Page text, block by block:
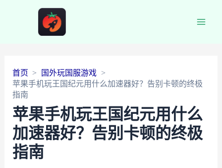
首页
国外玩国服游戏
苹果手机玩王国纪元用什么加速器好？告别卡顿的终极
指南
苹果手机玩王国纪元用什么
加速器好？告别卡顿的终极
指南